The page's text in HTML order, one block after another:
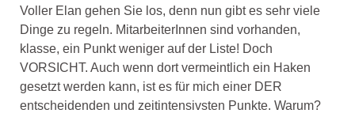
Voller Elan gehen Sie los, denn nun gibt es sehr viele
Dinge zu regeln. MitarbeiterInnen sind vorhanden,
klasse, ein Punkt weniger auf der Liste! Doch
VORSICHT. Auch wenn dort vermeintlich ein Haken
gesetzt werden kann, ist es für mich einer DER
entscheidenden und zeitintensivsten Punkte. Warum?